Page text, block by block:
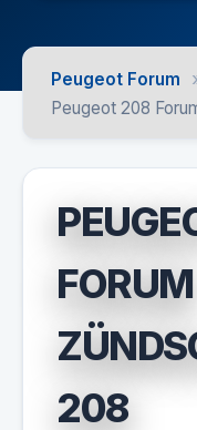
Peugeot Forum
Peugeot 208
FORUM
208